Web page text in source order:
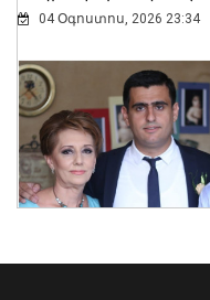
Երևանում մեկ
08 Օգոստոս, 2026 23:01
04 Օգոստոս, 2026 23:34